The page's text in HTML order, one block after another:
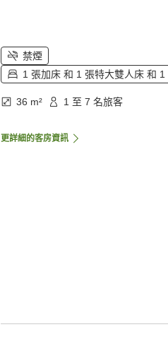
禁煙
1 張加床 和 1 張特大雙人床 和 1
36 m² 1 至 7 名旅客
更詳細的客房資訊